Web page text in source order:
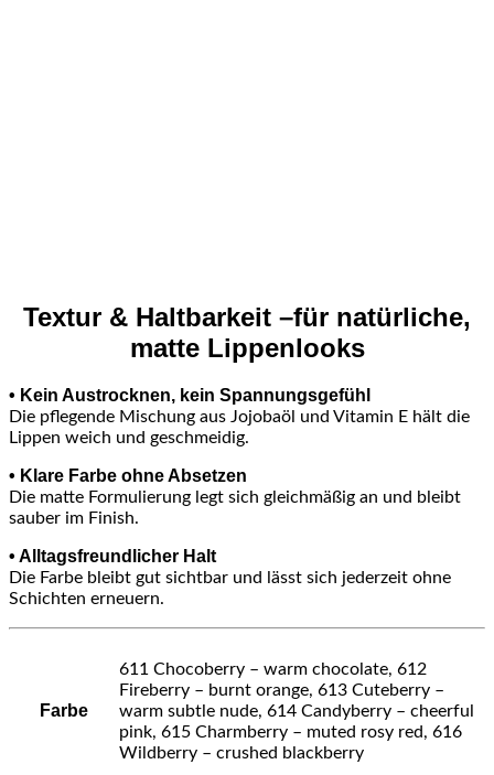
Textur & Haltbarkeit –für natürliche,
matte Lippenlooks
• Kein Austrocknen, kein Spannungsgefühl
Die pflegende Mischung aus Jojobaöl und Vitamin E hält die
Lippen weich und geschmeidig.
• Klare Farbe ohne Absetzen
Die matte Formulierung legt sich gleichmäßig an und bleibt
sauber im Finish.
• Alltagsfreundlicher Halt
Die Farbe bleibt gut sichtbar und lässt sich jederzeit ohne
Schichten erneuern.
Farbe
611 Chocoberry – warm chocolate, 612
Fireberry – burnt orange, 613 Cuteberry –
warm subtle nude, 614 Candyberry – cheerful
pink, 615 Charmberry – muted rosy red, 616
Wildberry – crushed blackberry